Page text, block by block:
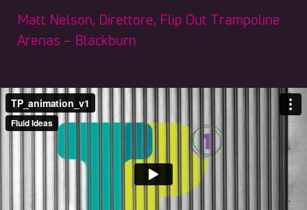
Matt Nelson, Direttore, Flip Out Trampoline
Arenas – Blackburn